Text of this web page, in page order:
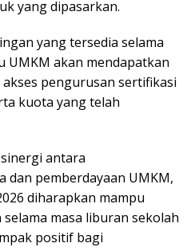
yang dipasarkan.
yang tersedia selama
UMKM akan mendapatkan
pengurusan sertifikasi
kuota yang telah
antara
dan pemberdayaan UMKM,
diharapkan mampu
masa liburan sekolah
positif bagi